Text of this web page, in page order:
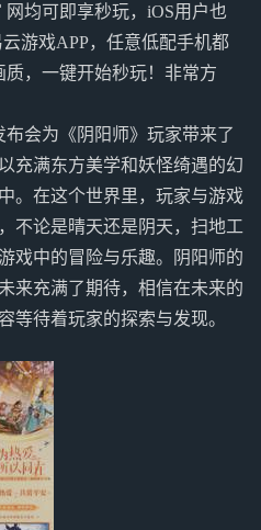
均可即享秒玩，iOS用户也
游戏APP，任意低配手机都
质，一键开始秒玩！非常方
布会为《阴阳师》玩家带来了
充满东方美学和妖怪绮遇的幻
。在这个世界里，玩家与游戏
不论是晴天还是阴天，扫地工
戏中的冒险与乐趣。阴阳师的
来充满了期待，相信在未来的
等待着玩家的探索与发现。